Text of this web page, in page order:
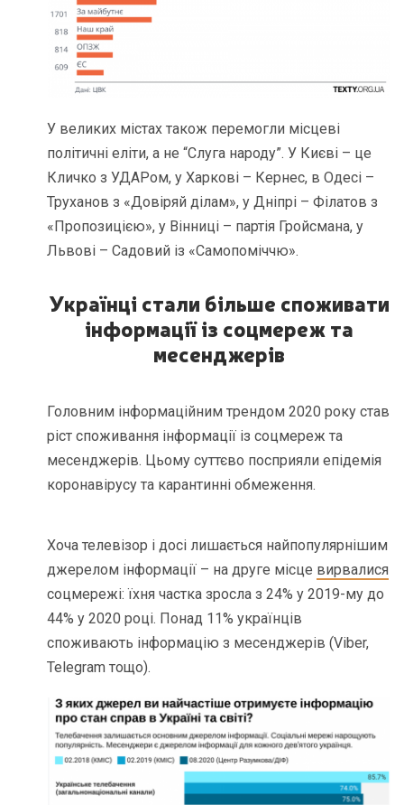
У великих містах також перемогли місцеві
політичні еліти, а не “Слуга народу”. У Києві – це
Кличко з УДАРом, у Харкові – Кернес, в Одесі –
Труханов з «Довіряй ділам», у Дніпрі – Філатов з
«Пропозицією», у Вінниці – партія Гройсмана, у
Львові – Садовий із «Самопоміччю».
Українці стали більше споживати
інформації із соцмереж та
месенджерів
Головним інформаційним трендом 2020 року став
ріст споживання інформації із соцмереж та
месенджерів. Цьому суттєво посприяли епідемія
коронавірусу та карантинні обмеження.
Хоча телевізор і досі лишається найпопулярнішим
джерелом інформації – на друге місце вирвалися
соцмережі: їхня частка зросла з 24% у 2019-му до
44% у 2020 році. Понад 11% українців
споживають інформацію з месенджерів (Viber,
Telegram тощо).